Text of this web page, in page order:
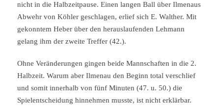
nicht in die Halbzeitpause. Einen langen Ball über Ilmenaus
Abwehr von Köhler geschlagen, erlief sich E. Walther. Mit
gekonntem Heber über den herauslaufenden Lehmann
gelang ihm der zweite Treffer (42.).
Ohne Veränderungen gingen beide Mannschaften in die 2.
Halbzeit. Warum aber Ilmenau den Beginn total verschlief
und somit innerhalb von fünf Minuten (47. u. 50.) die
Spielentscheidung hinnehmen musste, ist nicht erklärbar.